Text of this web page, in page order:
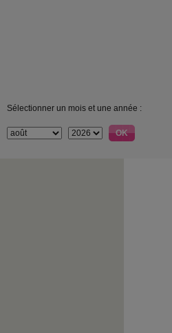
Sélectionner un mois et une année :